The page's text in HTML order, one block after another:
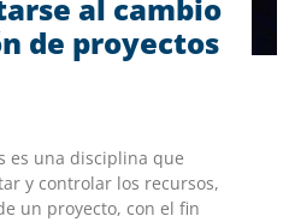
al cambio
de proyectos
es una disciplina que
y controlar los recursos,
un proyecto, con el fin